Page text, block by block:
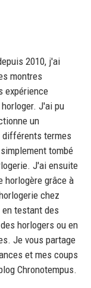
2010, j'ai
montres
expérience
J'ai pu
un
différents termes
tombé
J'ai ensuite
horlogère grâce à
chez
testant des
horlogers ou en
Je vous partage
et mes coups
Chronotempus.